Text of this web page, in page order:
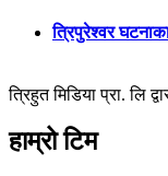
त्रिपुरेश्वर
त्रिहुत मिडिया प्रा. लि
हाम्रो टिम